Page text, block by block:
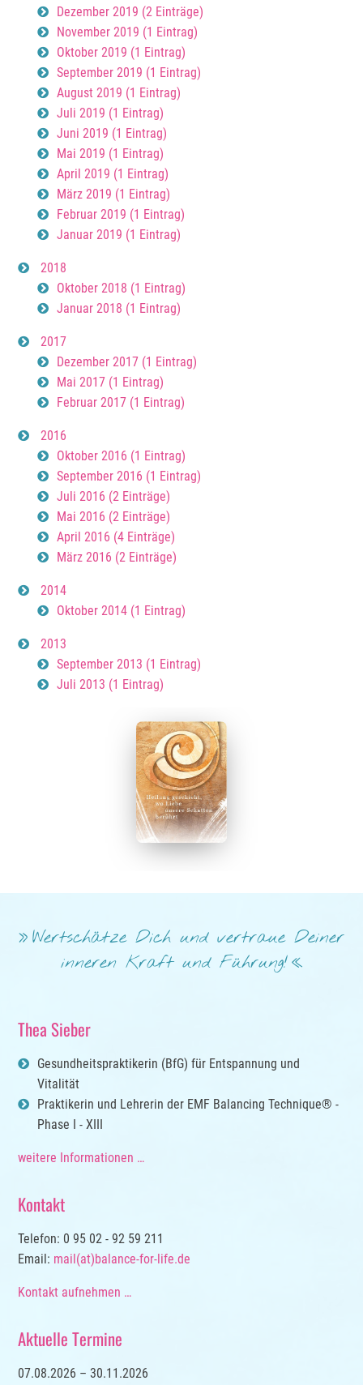
Dezember 2019 (2 Einträge)
November 2019 (1 Eintrag)
Oktober 2019 (1 Eintrag)
September 2019 (1 Eintrag)
August 2019 (1 Eintrag)
Juli 2019 (1 Eintrag)
Juni 2019 (1 Eintrag)
Mai 2019 (1 Eintrag)
April 2019 (1 Eintrag)
März 2019 (1 Eintrag)
Februar 2019 (1 Eintrag)
Januar 2019 (1 Eintrag)
2018
Oktober 2018 (1 Eintrag)
Januar 2018 (1 Eintrag)
2017
Dezember 2017 (1 Eintrag)
Mai 2017 (1 Eintrag)
Februar 2017 (1 Eintrag)
2016
Oktober 2016 (1 Eintrag)
September 2016 (1 Eintrag)
Juli 2016 (2 Einträge)
Mai 2016 (2 Einträge)
April 2016 (4 Einträge)
März 2016 (2 Einträge)
2014
Oktober 2014 (1 Eintrag)
2013
September 2013 (1 Eintrag)
Juli 2013 (1 Eintrag)
Wertschätze Dich und vertraue Deiner
inneren Kraft und Führung!
Thea Sieber
Gesundheitspraktikerin (BfG) für Entspannung und
Vitalität
Praktikerin und Lehrerin der EMF Balancing Technique® -
Phase I - XIII
weitere Informationen …
Kontakt
Telefon: 0 95 02 - 92 59 211
Email: mail(at)balance-for-life.de
Kontakt aufnehmen …
Aktuelle Termine
07.08.2026 – 30.11.2026